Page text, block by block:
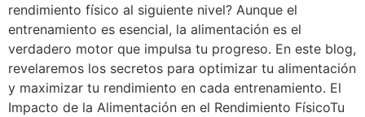
rendimiento físico al siguiente nivel? Aunque el
entrenamiento es esencial, la alimentación es el
verdadero motor que impulsa tu progreso. En este blog,
revelaremos los secretos para optimizar tu alimentación
y maximizar tu rendimiento en cada entrenamiento. El
Impacto de la Alimentación en el Rendimiento FísicoTu